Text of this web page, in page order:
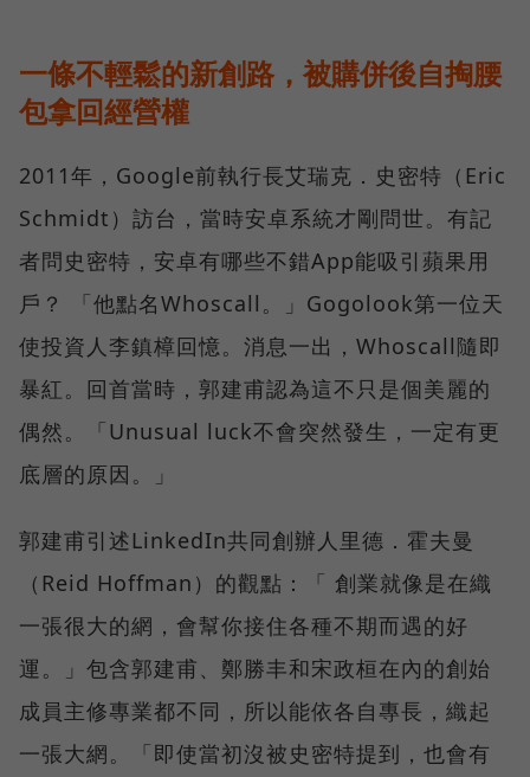
一條不輕鬆的新創路，被購併後自掏腰
包拿回經營權
2011年，Google前執行長艾瑞克．史密特（Eric
Schmidt）訪台，當時安卓系統才剛問世。有記
者問史密特，安卓有哪些不錯App能吸引蘋果用
戶？ 「他點名Whoscall。」Gogolook第一位天
使投資人李鎮樟回憶。消息一出，Whoscall隨即
暴紅。回首當時，郭建甫認為這不只是個美麗的
偶然。「Unusual luck不會突然發生，一定有更
底層的原因。」
郭建甫引述LinkedIn共同創辦人里德．霍夫曼
（Reid Hoffman）的觀點：「 創業就像是在織
一張很大的網，會幫你接住各種不期而遇的好
運。」包含郭建甫、鄭勝丰和宋政桓在內的創始
成員主修專業都不同，所以能依各自專長，織起
一張大網。「即使當初沒被史密特提到，也會有